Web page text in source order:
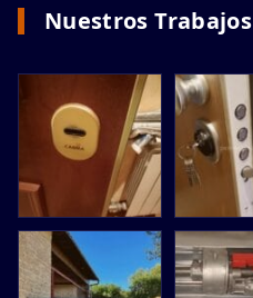
Nuestros Trabajos